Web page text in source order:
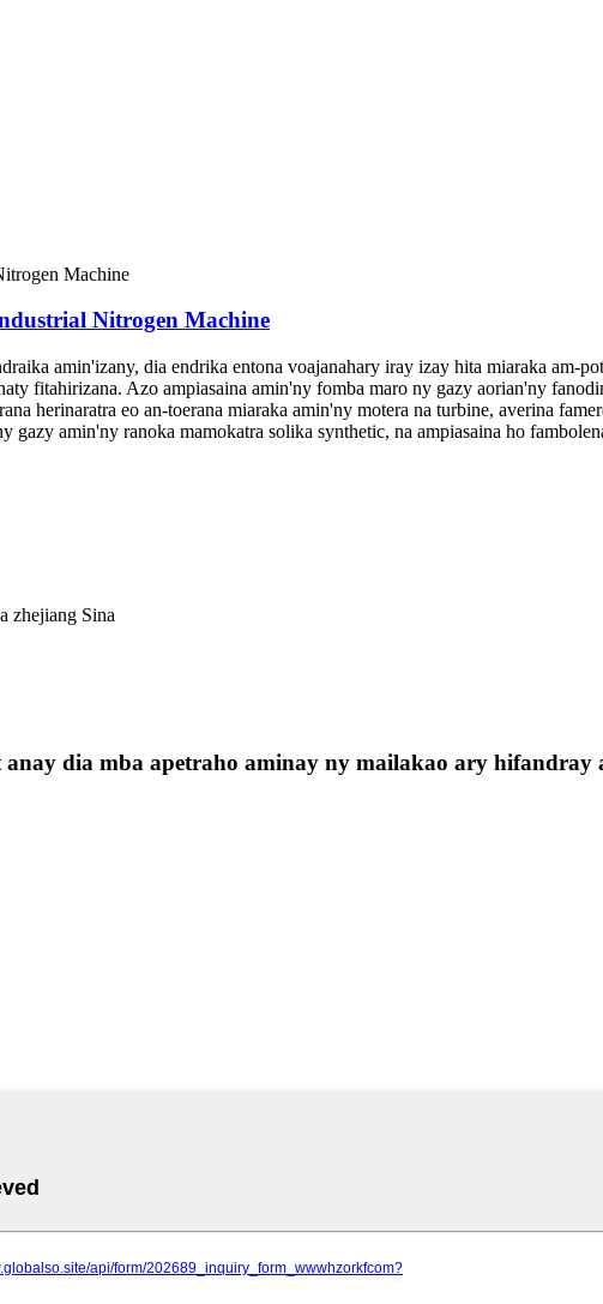
Nitrogen Machine
amin'izany, dia endrika entona voajanahary iray izay hita miaraka am-
fitahirizana. Azo ampiasaina amin'ny fomba maro ny gazy aorian'ny
herinaratra eo an-toerana miaraka amin'ny motera na turbine, averina
gazy amin'ny ranoka mamokatra solika synthetic, na ampiasaina ho
zhejiang Sina
dia mba apetraho aminay ny mailakao ary hifandray